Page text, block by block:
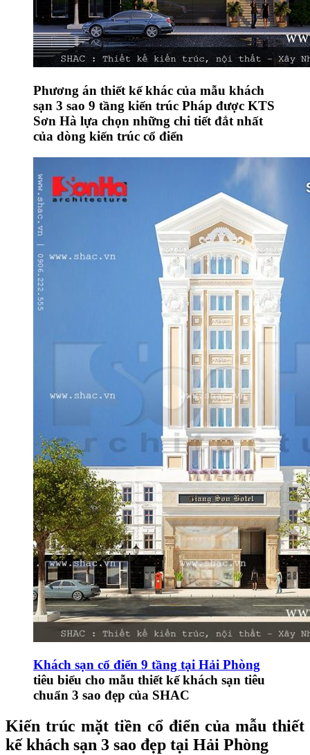
Phương án thiết kế khác của mẫu khách
sạn 3 sao 9 tầng kiến trúc Pháp được KTS
Sơn Hà lựa chọn những chi tiết đắt nhất
của dòng kiến trúc cổ điển
Khách sạn cổ điển 9 tầng tại Hải Phòng
tiêu biểu cho mẫu thiết kế khách sạn tiêu
chuẩn 3 sao đẹp của SHAC
Kiến trúc mặt tiền cổ điển của mẫu thiết
kế khách sạn 3 sao đẹp tại Hải Phòng